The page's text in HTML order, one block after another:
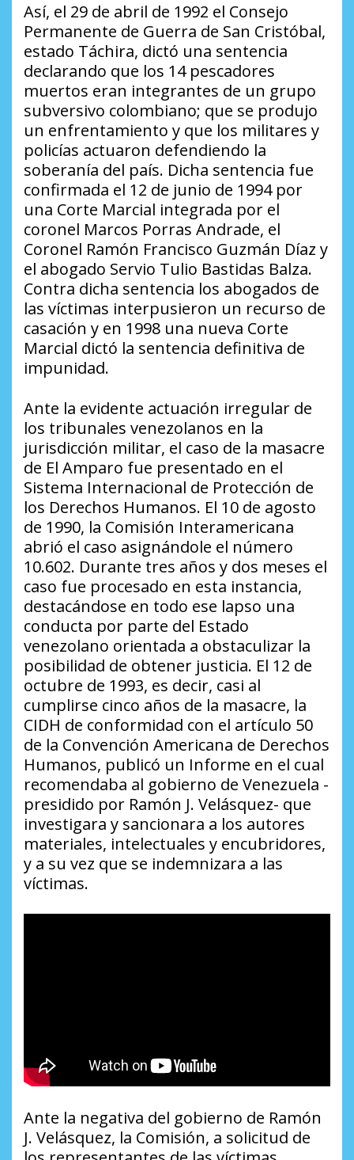
Así, el 29 de abril de 1992 el Consejo
Permanente de Guerra de San Cristóbal,
estado Táchira, dictó una sentencia
declarando que los 14 pescadores
muertos eran integrantes de un grupo
subversivo colombiano; que se produjo
un enfrentamiento y que los militares y
policías actuaron defendiendo la
soberanía del país. Dicha sentencia fue
confirmada el 12 de junio de 1994 por
una Corte Marcial integrada por el
coronel Marcos Porras Andrade, el
Coronel Ramón Francisco Guzmán Díaz y
el abogado Servio Tulio Bastidas Balza.
Contra dicha sentencia los abogados de
las víctimas interpusieron un recurso de
casación y en 1998 una nueva Corte
Marcial dictó la sentencia definitiva de
impunidad.
Ante la evidente actuación irregular de
los tribunales venezolanos en la
jurisdicción militar, el caso de la masacre
de El Amparo fue presentado en el
Sistema Internacional de Protección de
los Derechos Humanos. El 10 de agosto
de 1990, la Comisión Interamericana
abrió el caso asignándole el número
10.602. Durante tres años y dos meses el
caso fue procesado en esta instancia,
destacándose en todo ese lapso una
conducta por parte del Estado
venezolano orientada a obstaculizar la
posibilidad de obtener justicia. El 12 de
octubre de 1993, es decir, casi al
cumplirse cinco años de la masacre, la
CIDH de conformidad con el artículo 50
de la Convención Americana de Derechos
Humanos, publicó un Informe en el cual
recomendaba al gobierno de Venezuela -
presidido por Ramón J. Velásquez- que
investigara y sancionara a los autores
materiales, intelectuales y encubridores,
y a su vez que se indemnizara a las
víctimas.
Ante la negativa del gobierno de Ramón
J. Velásquez, la Comisión, a solicitud de